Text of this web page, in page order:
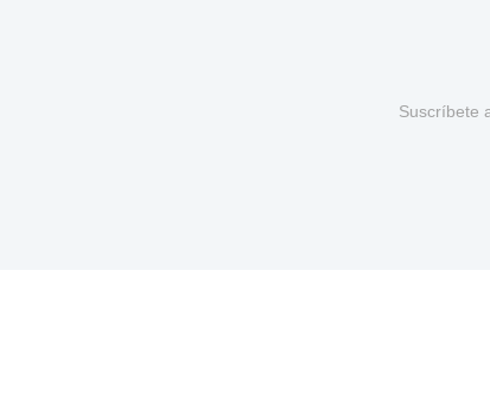
Suscríbete